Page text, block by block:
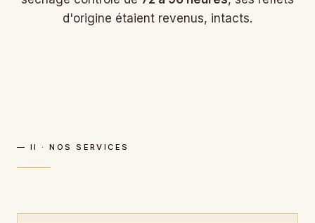
d'origine étaient revenus, intacts.
— II · NOS SERVICES